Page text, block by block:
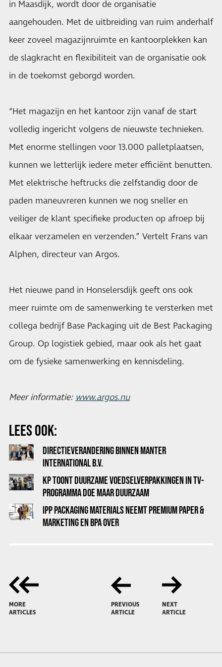
in Maasdijk, wordt door de organisatie
aangehouden. Met de uitbreiding van ruim anderhalf
keer zoveel magazijnruimte en kantoorplekken kan
de slagkracht en flexibiliteit van de organisatie ook
in de toekomst geborgd worden.
“Het magazijn en het kantoor zijn vanaf de start
volledig ingericht volgens de nieuwste technieken.
Met enorme stellingen voor 13.000 palletplaatsen,
kunnen we letterlijk iedere meter efficiënt benutten.
Met elektrische heftrucks die zelfstandig door de
paden maneuvreren kunnen we nog sneller en
veiliger de klant specifieke producten op afroep bij
elkaar verzamelen en verzenden.” Vertelt Frans van
Alphen, directeur van Argos.
Het nieuwe pand in Honselersdijk geeft ons ook
meer ruimte om de samenwerking te versterken met
collega bedrijf Base Packaging uit de Best Packaging
Group. Op logistiek gebied, maar ook als het gaat
om de fysieke samenwerking en kennisdeling.
Meer informatie:www.argos.nu
LEES OOK:
DIRECTIEVERANDERING BINNEN MANTER
INTERNATIONAL B.V.
KP TOONT DUURZAME VOEDSELVERPAKKINGEN IN TV-
PROGRAMMA DOE MAAR DUURZAAM
IPP PACKAGING MATERIALS NEEMT PREMIUM PAPER &
MARKETING EN BPA OVER
MORE
ARTICLES
PREVIOUS
ARTICLE
NEXT
ARTICLE